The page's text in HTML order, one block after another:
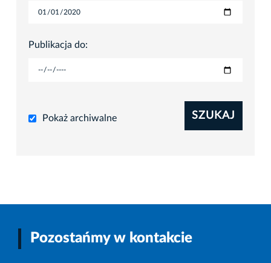
Publikacja do:
Pokaż archiwalne SZUKAJ
Pozostańmy w kontakcie